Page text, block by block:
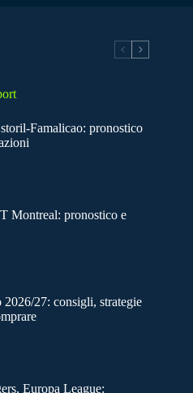
Famalicao: pronostico
Montreal: pronostico e
2026/27: consigli, strategie
Europa League: